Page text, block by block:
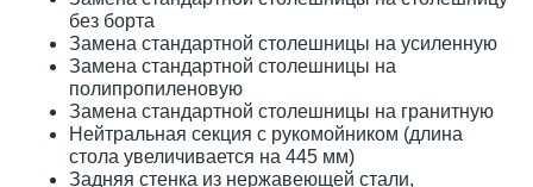
без борта
Замена стандартной столешницы на усиленную
Замена стандартной столешницы на
полипропиленовую
Замена стандартной столешницы на гранитную
Нейтральная секция с рукомойником (длина
стола увеличивается на 445 мм)
Задняя стенка из нержавеющей стали,